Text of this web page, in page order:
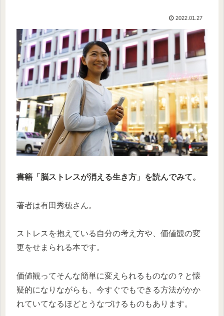
2022.01.27
書籍「脳ストレスが消える生き方」を読んでみて。
著者は有田秀穂さん。
ストレスを抱えている自分の考え方や、価値観の変
更をせまられる本です。
価値観ってそんな簡単に変えられるものなの？と懐
疑的になりながらも、今すぐでもできる方法がかか
れていてなるほどとうなづけるものもあります。